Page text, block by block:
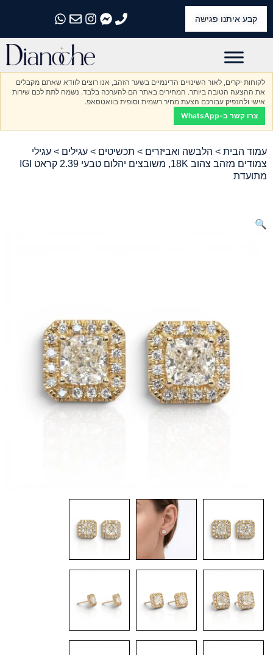
קבע איתנו פגישה
התקשרו אלינו
התקשרו אלינו
התקשרו אלינו
התקשרו אלינו
התקשרו אלינו
לקוחות יקרים, לאור השינויים הדינמיים בשער הזהב, אנו רוצים לוודא שאתם מקבלים
את ההצעה הטובה ביותר. המחירים באתר הם להערכה בלבד. נשמח לתת לכם שירות
אישי ולהנפיק עבורכם הצעת מחיר רשמית וסופית בוואטסאפ.
צרו קשר ב-WhatsApp
עמוד הבית > הלבשה ואביזרים > תכשיטים > עגילים > עגילי
צמודים מזהב צהוב 18K, משובצים יהלום טבעי 2.39 קראט IGI
מתועדת
🔍